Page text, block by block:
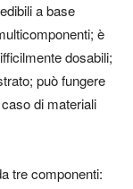
a base
è
dosabili;
può fungere
di materiali
tre componenti: